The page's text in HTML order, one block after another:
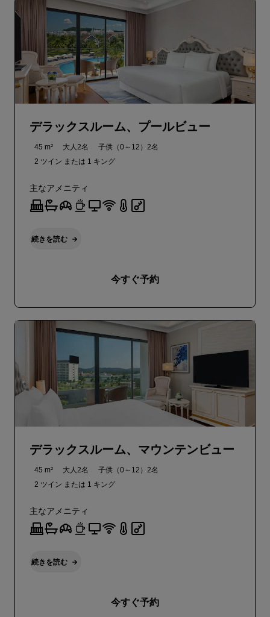
デラックスルーム、プールビュー
45 m² 大人2名
子供（0～12）2名
2 ツイン または 1 キング
主なアメニティ
続きを読む
今すぐ予約
デラックスルーム、マウンテンビュー
45 m² 大人2名
子供（0～12）2名
2 ツイン または 1 キング
主なアメニティ
続きを読む
今すぐ予約